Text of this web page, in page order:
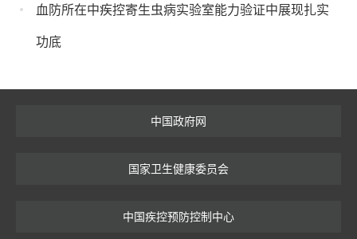
血防所在中疾控寄生虫病实验室能力验证中展现扎实
功底
中国政府网
国家卫生健康委员会
中国疾控预防控制中心